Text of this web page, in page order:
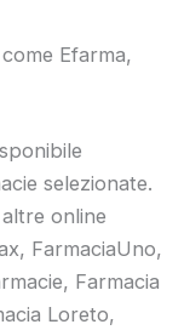
Efarma,
selezionate.
online
FarmaciaUno,
Farmacia
Loreto,